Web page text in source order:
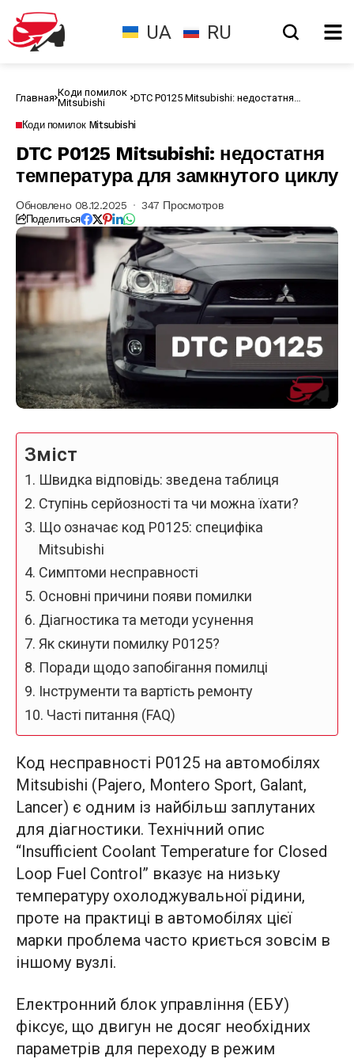
UA RU
Главная Коди помилок
Mitsubishi
DTC P0125 Mitsubishi: недостатня
Коди помилок Mitsubishi
DTC P0125 Mitsubishi: недостатня
температура для замкнутого циклу
Обновлено 08.12.2025 347 Просмотров
Поделиться
Зміст
Швидка відповідь: зведена таблиця
Ступінь серйозності та чи можна їхати?
Що означає код P0125: специфіка
Mitsubishi
Симптоми несправності
Основні причини появи помилки
Діагностика та методи усунення
Як скинути помилку P0125?
Поради щодо запобігання помилці
Інструменти та вартість ремонту
Часті питання (FAQ)
Код несправності P0125 на автомобілях
Mitsubishi (Pajero, Montero Sport, Galant,
Lancer) є одним із найбільш заплутаних
для діагностики. Технічний опис
“Insufficient Coolant Temperature for Closed
Loop Fuel Control” вказує на низьку
температуру охолоджувальної рідини,
проте на практиці в автомобілях цієї
марки проблема часто криється зовсім в
іншому вузлі.
Електронний блок управління (ЕБУ)
фіксує, що двигун не досяг необхідних
параметрів для переходу в режим